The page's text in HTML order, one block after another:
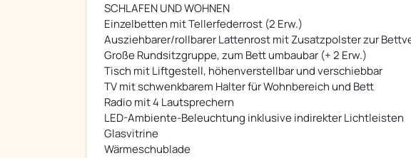
SCHLAFEN UND WOHNEN
Einzelbetten mit Tellerfederrost (2 Erw.)
Ausziehbarer/rollbarer Lattenrost mit Zusatzpolster zur
Große Rundsitzgruppe, zum Bett umbaubar (+ 2 Erw.)
Tisch mit Liftgestell, höhenverstellbar und verschiebbar
TV mit schwenkbarem Halter für Wohnbereich und Bett
Radio mit 4 Lautsprechern
LED-Ambiente-Beleuchtung inklusive indirekter Lichtleisten
Glasvitrine
Wärmeschublade